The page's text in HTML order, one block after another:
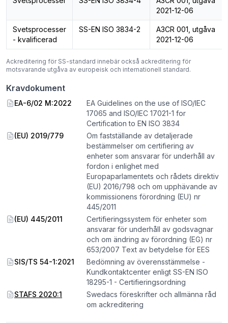
2021-12-06
Svetsprocesser
- kvalificerad
SS-EN ISO 3834-2
A3CR 001, utgåva
2021-12-06
Ackreditering för SS-standard innebär också ackreditering för
motsvarande utgåva av europeisk och internationell standard.
Kravdokument
EA-6/02 M:2022
EA Guidelines on the use of ISO/IEC
17065 and ISO/IEC 17021-1 for
Certification to EN ISO 3834
(EU) 2019/779
Om fastställande av detaljerade
bestämmelser om certifiering av
enheter som ansvarar för underhåll av
fordon i enlighet med
Europaparlamentets och rådets direktiv
(EU) 2016/798 och om upphävande av
kommissionens förordning (EU) nr
445/2011
(EU) 445/2011
Certifieringssystem för enheter som
ansvarar för underhåll av godsvagnar
och om ändring av förordning (EG) nr
653/2007 Text av betydelse för EES
SIS/TS 54-1:2021
Bedömning av överensstämmelse -
Kundkontaktcenter enligt SS-EN ISO
18295-1 - Certifieringsordning
STAFS 2020:1
Swedacs föreskrifter och allmänna råd
om ackreditering